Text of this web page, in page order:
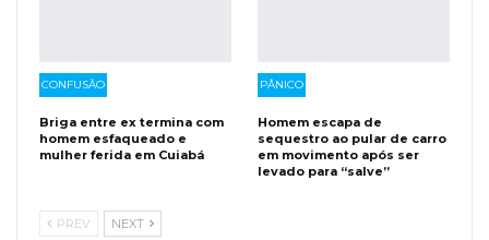
CONFUSÃO
Briga entre ex termina com
homem esfaqueado e
mulher ferida em Cuiabá
PÂNICO
Homem escapa de
sequestro ao pular de carro
em movimento após ser
levado para “salve”
PREV NEXT